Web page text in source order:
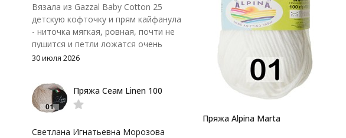
Пряжа Alpina Marta
Вязала из Gazzal Baby Cotton 25
детскую кофточку и прям кайфанула
- ниточка мягкая, ровная, почти не
пушится и петли ложатся очень
аккуратно. После стирки полотно
потеряло, цвет тоже не стал
тусклее. Единственный нюанс -
моточки маленькие, расход лучше
чуть-чуть не хватило))
30 июля 2026
Пряжа Сеам Linen 100
Светлана Игнатьевна Морозова